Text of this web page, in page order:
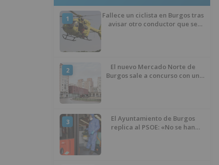
1
Fallece un ciclista en Burgos tras
avisar otro conductor que se
2
El nuevo Mercado Norte de
Burgos sale a concurso con un
3
El Ayuntamiento de Burgos
replica al PSOE: «No se han